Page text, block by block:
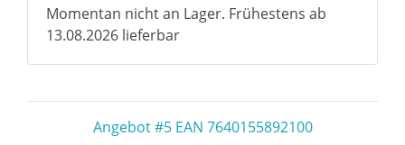
Momentan nicht an Lager. Frühestens ab
13.08.2026 lieferbar
Angebot #5 EAN 7640155892100